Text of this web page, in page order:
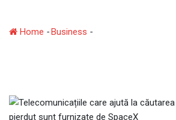
Home -Business -